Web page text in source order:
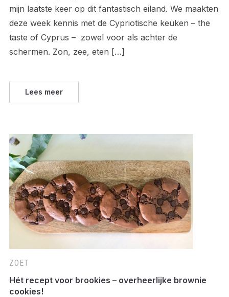
mijn laatste keer op dit fantastisch eiland. We maakten
deze week kennis met de Cypriotische keuken – the
taste of Cyprus – zowel voor als achter de
schermen. Zon, zee, eten […]
Lees meer
ZOET
Hét recept voor brookies – overheerlijke brownie
cookies!